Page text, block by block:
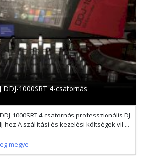
1000SRT 4-csatornás
1000SRT 4-csatornás professzionális DJ
hez A szállítási és kezelési költségek vil ...
megye